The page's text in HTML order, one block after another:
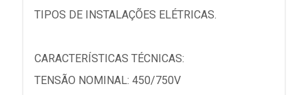
TIPOS DE INSTALAÇÕES ELÉTRICAS.
CARACTERÍSTICAS TÉCNICAS:
TENSÃO NOMINAL: 450/750V